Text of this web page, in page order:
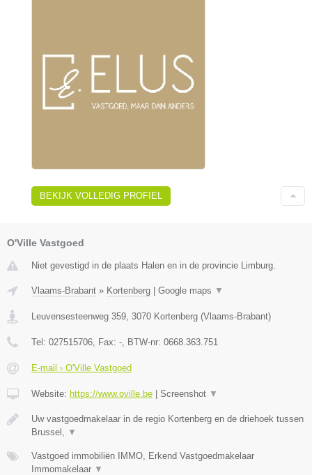
BEKIJK VOLLEDIG PROFIEL
O'Ville Vastgoed
Niet gevestigd in de plaats Halen en in de provincie Limburg.
Vlaams-Brabant » Kortenberg Google maps ▼
Leuvensesteenweg 359, 3070 Kortenberg (Vlaams-Brabant)
Tel: 027515706, Fax: -, BTW-nr: 0668.363.751
E-mail › O'Ville Vastgoed
Website: https://www.oville.be Screenshot ▼
Uw vastgoedmakelaar in de regio Kortenberg en de driehoek tussen
Brussel, ▼
Vastgoed immobiliën IMMO, Erkend Vastgoedmakelaar
Immomakelaar ▼